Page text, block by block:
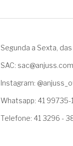
Segunda a Sexta, das
SAC: sac@anjuss.com
Instagram:
Whatsapp: 41 99735-
Telefone: 41 3296 -